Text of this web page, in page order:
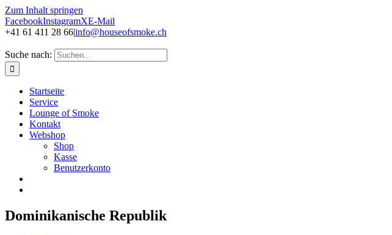
Zum Inhalt springen
FacebookInstagramXE-Mail
+41 61 411 28 66|info@houseofsmoke.ch
Suche nach:
Startseite
Service
Lounge of Smoke
Kontakt
Webshop
Shop
Kasse
Benutzerkonto
Dominikanische Republik